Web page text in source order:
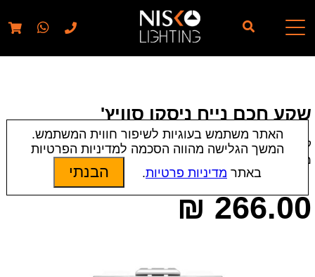
// elementor template for pages - should also ignore woo
pages!!
שקע חכם נייח ניסקו סוויץ'
קטגוריות:אביזרים|מתגי טאצ' Nisko Smart
מק״ט:
5559 | 13760
266.00
₪
האתר משתמש בעוגיות לשיפור חווית המשתמש.
המשך הגלישה מהווה הסכמה למדיניות הפרטיות
באתר מדיניות פרטיות. הבנתי